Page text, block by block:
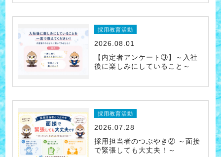
採用教育活動
2026.08.01
【内定者アンケート③】～入社
後に楽しみにしていること～
採用教育活動
2026.07.28
採用担当者のつぶやき② ～面接
で緊張しても大丈夫！～